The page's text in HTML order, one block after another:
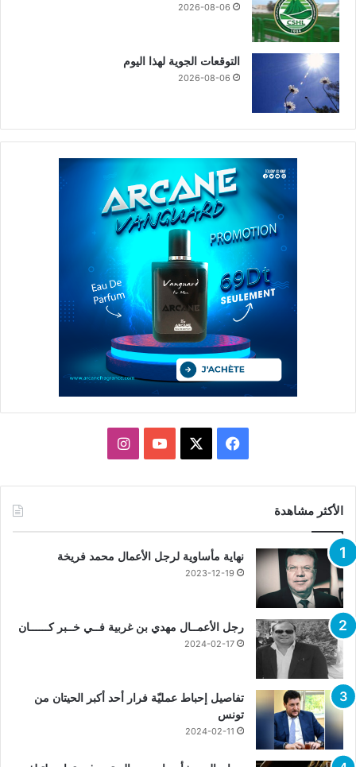
2026-08-06
التوقعات الجوية لهذا اليوم
2026-08-06
فيسبوك يوتيوبانستقرام
الأكثر مشاهدة
نهاية مأساوية لرجل الأعمال محمد فريخة
2023-12-19
رجل الأعمــال مهدي بن غربية فــي خــبر كــــــان
2024-02-17
تفاصيل إحباط عمليّة فرار أحد أكبر الحيتان من
تونس
2024-02-11